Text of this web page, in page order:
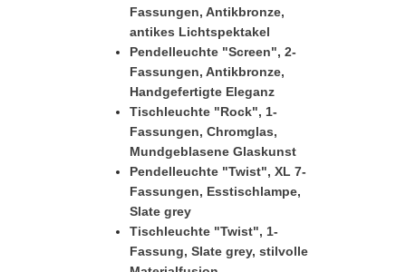
Fassungen, Antikbronze,
antikes Lichtspektakel
Pendelleuchte "Screen", 2-
Fassungen, Antikbronze,
Handgefertigte Eleganz
Tischleuchte "Rock", 1-
Fassungen, Chromglas,
Mundgeblasene Glaskunst
Pendelleuchte "Twist", XL 7-
Fassungen, Esstischlampe,
Slate grey
Tischleuchte "Twist", 1-
Fassung, Slate grey, stilvolle